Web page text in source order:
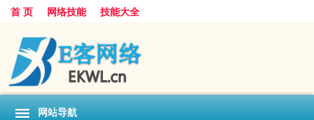
首 页 网络技能 技能大全
网站导航